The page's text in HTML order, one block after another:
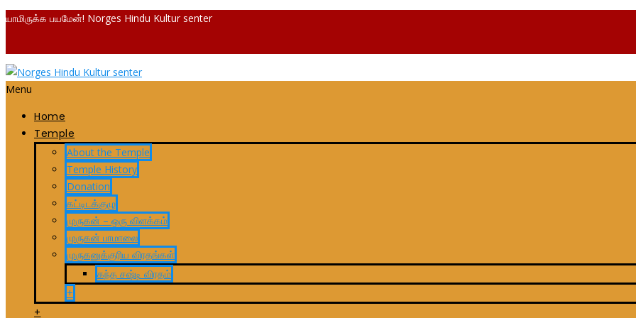
யாமிருக்க பயமேன்! Norges Hindu Kultur senter
Menu
Home
Temple
About the Temple
Temple History
Donation
கட்டிடக்குழு
முருகன் – ஒரு விளக்கம்
முருகன் பாமாலை
முருகனுக்குரிய விரதங்கள்
கந்த சஷ்டி விரதம்
+
+